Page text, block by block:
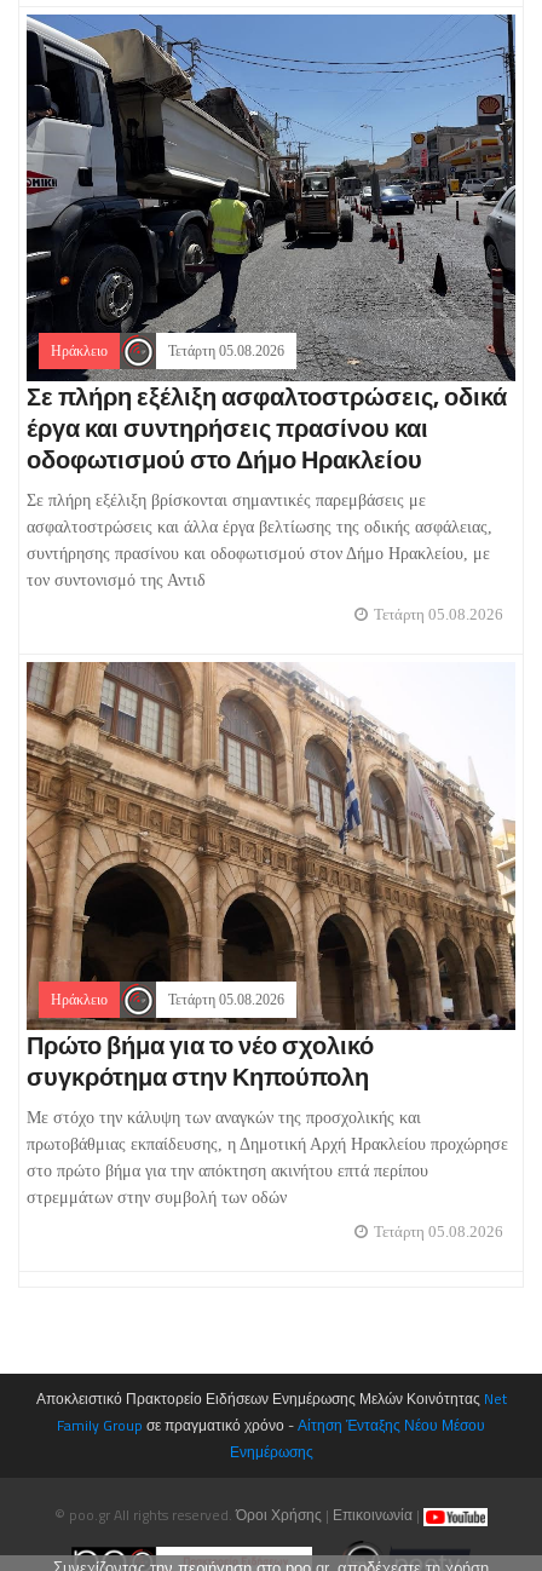
Ηράκλειο Τετάρτη 05.08.2026
Σε πλήρη εξέλιξη ασφαλτοστρώσεις, οδικά
έργα και συντηρήσεις πρασίνου και
οδοφωτισμού στο Δήμο Ηρακλείου
Σε πλήρη εξέλιξη βρίσκονται σημαντικές παρεμβάσεις με
ασφαλτοστρώσεις και άλλα έργα βελτίωσης της οδικής ασφάλειας,
συντήρησης πρασίνου και οδοφωτισμού στον Δήμο Ηρακλείου, με
τον συντονισμό της Αντιδ
Τετάρτη 05.08.2026
Ηράκλειο Τετάρτη 05.08.2026
Πρώτο βήμα για το νέο σχολικό
συγκρότημα στην Κηπούπολη
Με στόχο την κάλυψη των αναγκών της προσχολικής και
πρωτοβάθμιας εκπαίδευσης, η Δημοτική Αρχή Ηρακλείου προχώρησε
στο πρώτο βήμα για την απόκτηση ακινήτου επτά περίπου
στρεμμάτων στην συμβολή των οδών
Τετάρτη 05.08.2026
Αποκλειστικό Πρακτορείο Ειδήσεων Ενημέρωσης Μελών Κοινότητας Net
Family Group σε πραγματικό χρόνο -Αίτηση Ένταξης Νέου Μέσου
Ενημέρωσης
© poo.gr All rights reserved.Όροι Χρήσης| Επικοινωνία|